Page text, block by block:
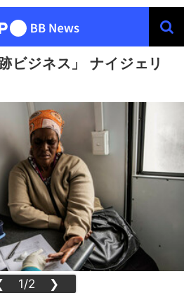
ビジネス」 ナイジェリ
1/2 ❯